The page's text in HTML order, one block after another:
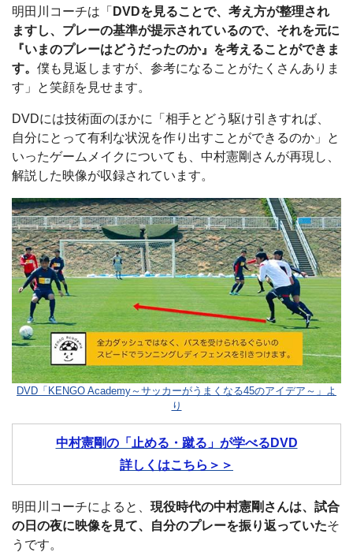
明田川コーチは「 DVDを見ることで、考え方が整理され
ますし、プレーの基準が提示されているので、それを元に
『いまのプレーはどうだったのか』を考えることができま
す。 僕も見返しますが、参考になることがたくさんありま
す」と笑顔を見せます。
DVDには技術面のほかに「相手とどう駆け引きすれば、
自分にとって有利な状況を作り出すことができるのか」と
いったゲームメイクについても、中村憲剛さんが再現し、
解説した映像が収録されています。
DVD「KENGO Academy～サッカーがうまくなる45のアイデア～」よ
り
中村憲剛の「止める・蹴る」が学べるDVD
詳しくはこちら＞＞
明田川コーチによると、 現役時代の中村憲剛さんは、試合
の日の夜に映像を見て、自分のプレーを振り返っていたそ
うです。